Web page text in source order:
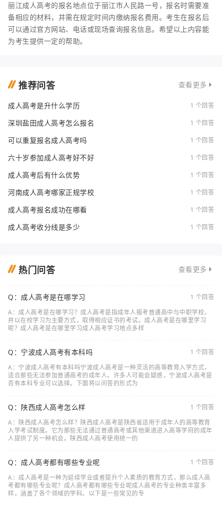
丽江成人高考的报名地点位于丽江市人民路一号，报名时需要准
备相应的材料，并需在规定时间内缴纳报名费用。考生在报名后
可以通过官方网站、电话或现场查询报名信息。希望以上内容能
为考生提供一定的帮助。
推荐问答 查看更多
成人高考是升什么学历 1 个回答
深圳盐田成人高考怎么报名 1 个回答
可以重复报名成人高考吗 1 个回答
六十岁参加成人高考好不好 1 个回答
成人高考后有什么优势 1 个回答
河南成人高考哪家正规学校 1 个回答
成人高考报名成功在哪看 1 个回答
成人高考收分线是多少 1 个回答
热门问答 查看更多
Q：成人高考是在哪学习
1 个回答
A：成人高考是在哪学习？成人高考是指成年人报考普通高中与中职学校，
并以在校学习为主要方式，取得相应证书的考试。成人高考是在哪里学习
呢？成人高考是在哪里学习成人高考学习地点多样
Q：宁波成人高考有本科吗
1 个回答
A：宁波成人高考有本科吗宁波成人高考是一种灵活的高等教育入学方式，
适合那些无法参加普通高考的成年人。许多人可能会疑惑，宁波成人高考是
否有本科专业可以选择。下面将以问答的形式为
Q：陕西成人高考怎么样
1 个回答
A：陕西成人高考怎么样？陕西成人高考是陕西省适用于成年人的高等教育
入学考试制度。它为那些无法通过普通高考或其他渠道进入高等学府的成年
人提供了另一种机会。陕西成人高考使用统一的
Q：成人高考都有哪些专业呢
1 个回答
A：成人高考是一种为延续学业或者提升个人素质的教育方式，那么成人高
考都有哪些专业呢？成人高考都有哪些专业呢成人高考的专业种类丰富多
样，涵盖了各个领域的学科。以下是一些常见的专